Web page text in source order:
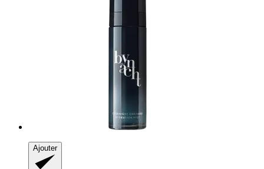
Ajouter